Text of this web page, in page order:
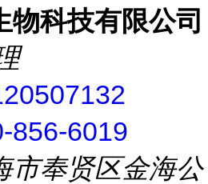
物科技有限公司
856-6019
市奉贤区金海公